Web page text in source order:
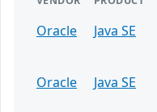
Oracle Java SE
Oracle
Java SE